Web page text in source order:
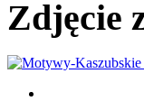
Zdjęcie